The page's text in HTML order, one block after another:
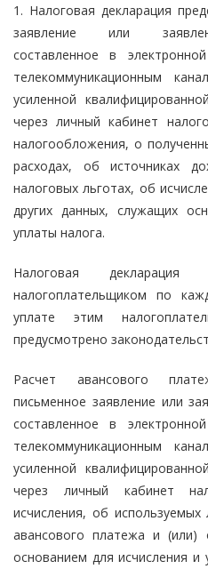
1. Налоговая декларация
заявление или
составленное в
телекоммуникационным
усиленной
через личный кабинет
налогообложения, о
расходах, об источниках
налоговых льготах, об
других данных, служащих
уплаты налога.
Налоговая декларация
налогоплательщиком по
уплате этим
предусмотрено
Расчет авансового
письменное заявление или
составленное в
телекоммуникационным
усиленной
через личный кабинет
исчисления, об используемых
авансового платежа и (или)
основанием для исчисления и